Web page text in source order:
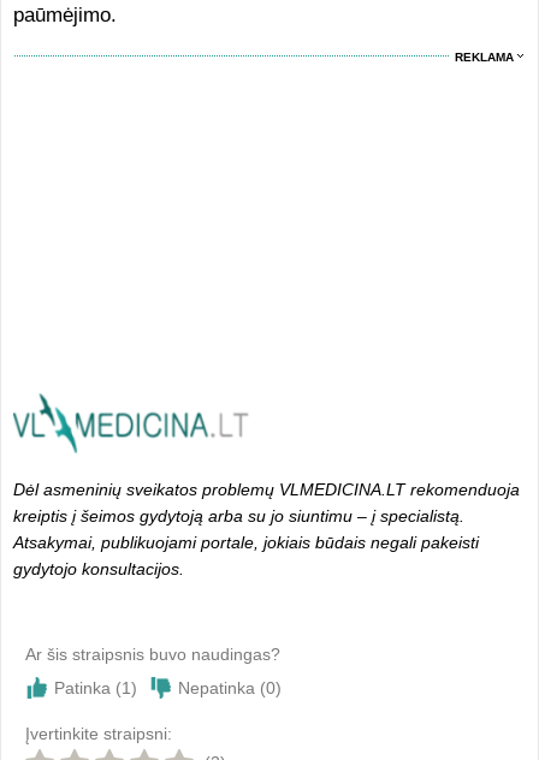
paūmėjimo.
REKLAMA
Dėl asmeninių sveikatos problemų VLMEDICINA.LT rekomenduoja
kreiptis į šeimos gydytoją arba su jo siuntimu – į specialistą.
Atsakymai, publikuojami portale, jokiais būdais negali pakeisti
gydytojo konsultacijos.
Ar šis straipsnis buvo naudingas?
Patinka (1) Nepatinka (0)
Įvertinkite straipsni: